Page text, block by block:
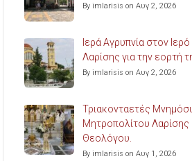
By imlarisis on Αυγ 2, 2026
Ιερά Αγρυπνία στον
Λαρίσης για την
By imlarisis on Αυγ 2, 2026
Τριακονταετές
Μητροπολίτου Λαρίσης
Θεολόγου.
By imlarisis on Αυγ 1, 2026